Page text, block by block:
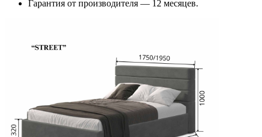
Гарантия от производителя — 12 месяцев.